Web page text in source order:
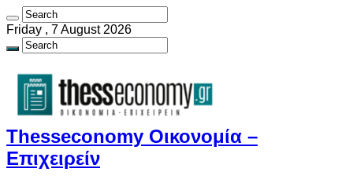
Friday , 7 August 2026
Thesseconomy Οικονομία –
Επιχειρείν